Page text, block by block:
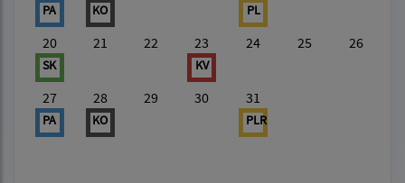
PA KO PL
20
SK
21 22 23
KV
24 25 26
27
PA
28
KO
29 30 31
PLR